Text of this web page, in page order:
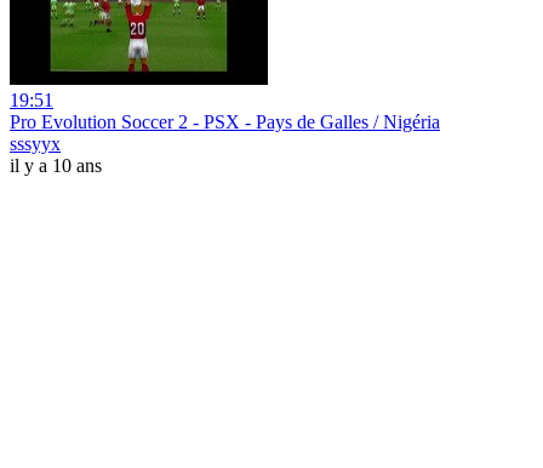
19:51
Pro Evolution Soccer 2 - PSX - Pays de Galles / Nigéria
sssyyx
il y a 10 ans